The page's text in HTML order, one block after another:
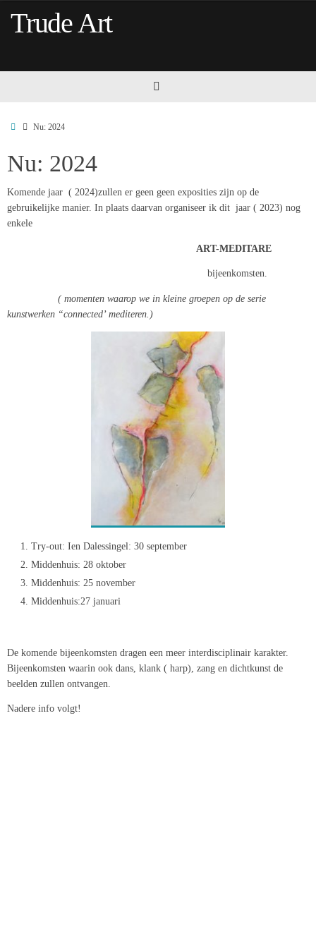
Trude Art
HomeNu: 2024
Nu: 2024
Komende jaar ( 2024)zullen er geen geen exposities zijn op de
gebruikelijke manier. In plaats daarvan organiseer ik dit jaar ( 2023) nog
enkele
ART-MEDITARE
bijeenkomsten.
( momenten waarop we in kleine groepen op de serie
kunstwerken “connected’ mediteren.)
Try-out: Ien Dalessingel: 30 september
Middenhuis: 28 oktober
Middenhuis: 25 november
Middenhuis:27 januari
De komende bijeenkomsten dragen een meer interdisciplinair karakter.
Bijeenkomsten waarin ook dans, klank ( harp), zang en dichtkunst de
beelden zullen ontvangen.
Nadere info volgt!